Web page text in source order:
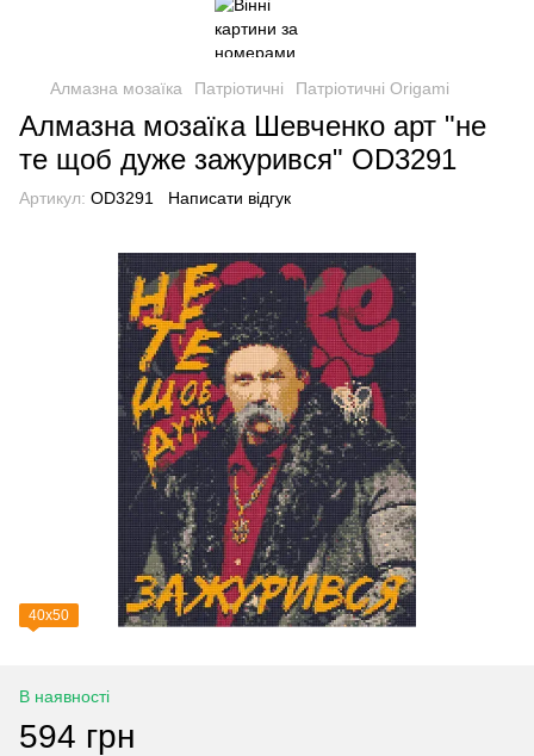
Алмазна мозаїка Патріотичні Патріотичні Origami
Алмазна мозаїка Шевченко арт "не
те щоб дуже зажурився" OD3291
Артикул: OD3291 Написати відгук
40х50
В наявності
594 грн